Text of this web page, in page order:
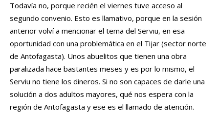
Todavía no, porque recién el viernes tuve acceso al
segundo convenio. Esto es llamativo, porque en la sesión
anterior volví a mencionar el tema del Serviu, en esa
oportunidad con una problemática en el Tijar (sector norte
de Antofagasta). Unos abuelitos que tienen una obra
paralizada hace bastantes meses y es por lo mismo, el
Serviu no tiene los dineros. Si no son capaces de darle una
solución a dos adultos mayores, qué nos espera con la
región de Antofagasta y ese es el llamado de atención.